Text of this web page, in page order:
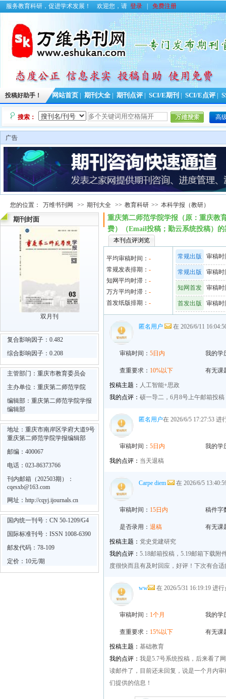
服务教育科研，促进学术发展！ 欢迎您，请 登录 免费注册
投稿好助手！ 网站首页 期刊大全 期刊点评 SCI/E期刊 SCI/E点评
搜索： 高
广告
您的位置： 万维书刊网 >> 期刊大全 >> 教育科研 >> 本科学报（教研）
期刊封面
双月刊
复合影响因子：0.482
综合影响因子：0.208
主管部门：重庆市教育委员会
主办单位：重庆第二师范学院
编辑部：重庆第二师范学院学报
编辑部
地址：重庆市南岸区学府大道9号
重庆第二师范学院学报编辑部
邮编：400067
电话：023-86373766
刊内邮箱（202503期）：
cqesxb@163.com
网址： http://cqyj.ijournals.cn
国内统一刊号：CN 50-1209/G4
国际标准刊号：ISSN 1008-6390
邮发代码：78-109
定价：10元/期
重庆第二师范学院学报（原：重庆教
费）（Email投稿；勤云系统投稿）
本刊点评浏览
平均审稿时间： -
常规发表排期： -
知网平均时滞： -
万方平均时滞： -
首发纸版排期： -
常规出版 审稿时
常规出版 审稿时
知网首发 审稿时
首发出版 审稿时
匿名用户 在 2026/6/11
审稿时间： 5日内 我的学
查重要求： 10%以下 有无课
投稿主题： 人工智能+思政
我的点评： 硕一导二，6月8号上午邮箱投
匿名用户在 2026/6/5 17:27:53 进
审稿时间： 5日内 我的学
我的点评： 当天退稿
Carpe diem 在 2026/6/5
审稿时间： 15日内 稿件字
是否录用： 退稿 有无课
投稿主题： 党史党建研究
我的点评： 5.18邮箱投稿，5.19邮箱下载附
度很快而且有及时回应，好评！下次有合
ww 在 2026/5/31 16:19:19 进
审稿时间： 1个月 我的学
查重要求： 15%以下 有无课
投稿主题： 基础教育
我的点评： 我是5.7号系统投稿，后来看了
读邮件了，目前还未回复，说是一个月内
们提供的信息！